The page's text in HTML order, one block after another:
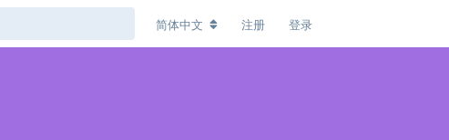
简体中文 注册 登录